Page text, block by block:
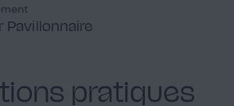
Pavillonnaire
pratiques